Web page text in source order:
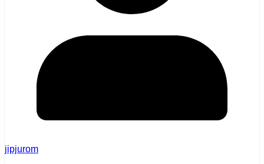
jipjurom